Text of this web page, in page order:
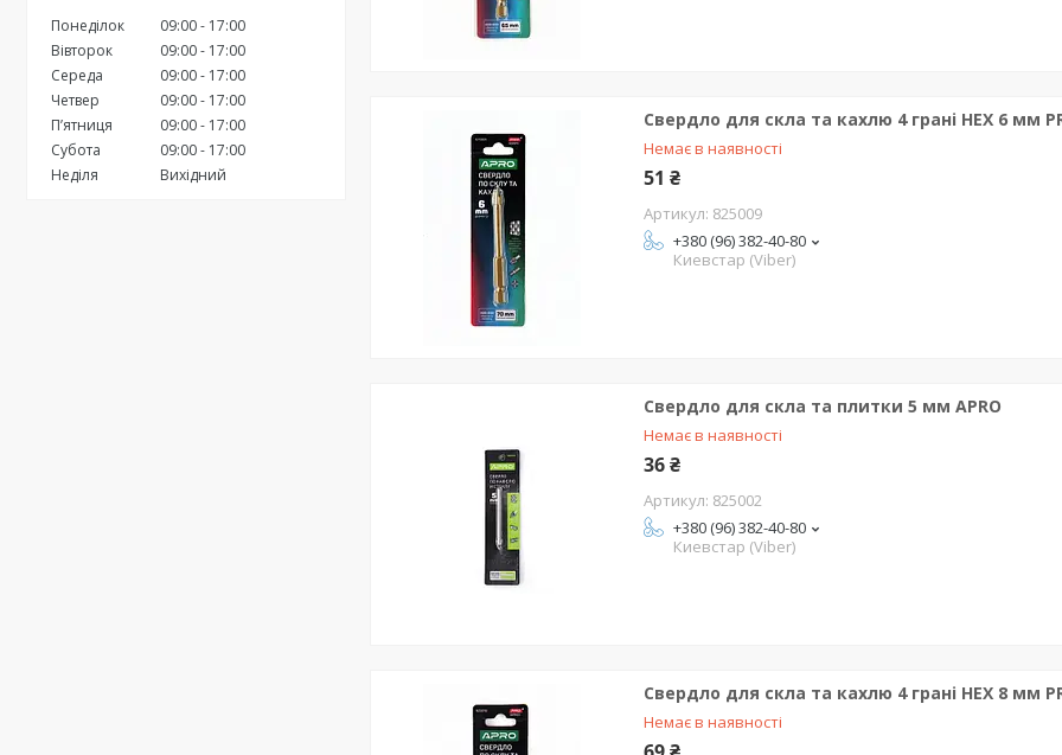
Понеділок 09:00
17:00
Вівторок
09:00
17:00
Середа
09:00
17:00
Четвер
09:00
17:00
Пʼятниця
09:00
17:00
Субота
09:00
17:00
Неділя
Вихідний
Свердло для скла та кахлю 4 грані HEX 6 мм
Немає в наявності
51 ₴
825009
+380 (96) 382-40-80
Киевстар (Viber)
Свердло для скла та плитки 5 мм APRO
Немає в наявності
36 ₴
825002
+380 (96) 382-40-80
Киевстар (Viber)
Свердло для скла та кахлю 4 грані HEX 8 мм
Немає в наявності